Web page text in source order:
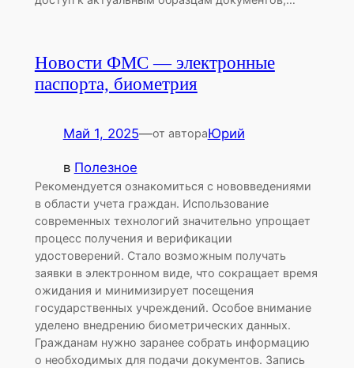
Новости ФМС — электронные
паспорта, биометрия
Май 1, 2025—от автораЮрий
в Полезное
Рекомендуется ознакомиться с нововведениями
в области учета граждан. Использование
современных технологий значительно упрощает
процесс получения и верификации
удостоверений. Стало возможным получать
заявки в электронном виде, что сокращает время
ожидания и минимизирует посещения
государственных учреждений. Особое внимание
уделено внедрению биометрических данных.
Гражданам нужно заранее собрать информацию
о необходимых для подачи документов. Запись